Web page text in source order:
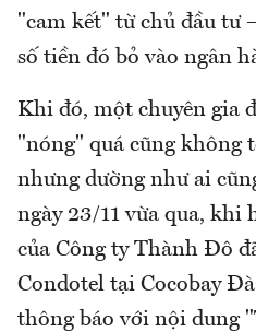
"cam kết" từ chủ đầu tư
số tiền đó bỏ vào ngân
Khi đó, một chuyên gia
"nóng" quá cũng không
nhưng dường như ai
ngày 23/11 vừa qua, khi
của Công ty Thành Đô
Condotel tại Cocobay
thông báo với nội dung